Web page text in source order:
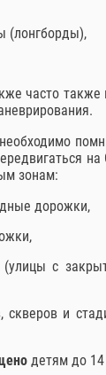
(лонгборды),
часто также
зонам:
дорожки,
с
скверов и
детям до 14